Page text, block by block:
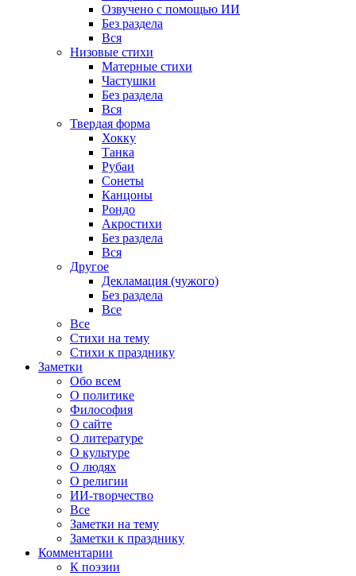
Озвучено с помощью ИИ
Без раздела
Вся
Низовые стихи
Матерные стихи
Частушки
Без раздела
Вся
Твердая форма
Хокку
Танка
Рубаи
Сонеты
Канцоны
Рондо
Акростихи
Без раздела
Вся
Другое
Декламация (чужого)
Без раздела
Все
Все
Стихи на тему
Стихи к празднику
Заметки
Обо всем
О политике
Философия
О сайте
О литературе
О культуре
О людях
О религии
ИИ-творчество
Все
Заметки на тему
Заметки к празднику
Комментарии
К поэзии